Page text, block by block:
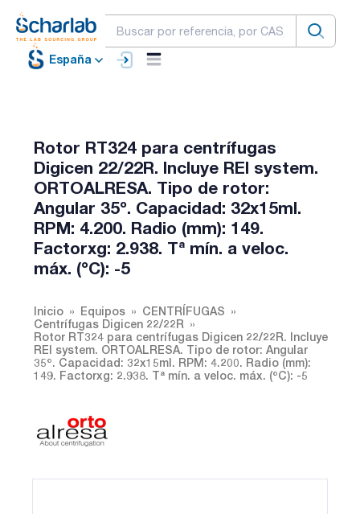
España
Rotor RT324 para centrífugas
Digicen 22/22R. Incluye REI system.
ORTOALRESA. Tipo de rotor:
Angular 35º. Capacidad: 32x15ml.
RPM: 4.200. Radio (mm): 149.
Factorxg: 2.938. Tª mín. a veloc.
máx. (ºC): -5
Inicio Equipos
CENTRÍFUGAS
Centrífugas Digicen 22/22R
Rotor RT324 para centrífugas Digicen 22/22R. Incluye
REI system. ORTOALRESA. Tipo de rotor: Angular
35º. Capacidad: 32x15ml. RPM: 4.200. Radio (mm):
149. Factorxg: 2.938. Tª mín. a veloc. máx. (ºC): -5